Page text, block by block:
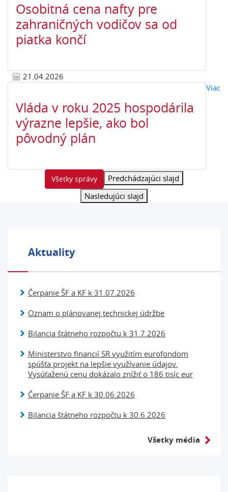
Osobitná cena nafty pre
zahraničných vodičov sa od
piatka končí
21.04.2026
Viaco
Vláda v roku 2025 hospodárila
výrazne lepšie, ako bol
pôvodný plán
Všetky správy
Predchádzajúci slajd
Nasledujúci slajd
Aktuality
Čerpanie ŠF a KF k 31.07.2026
Oznam o plánovanej technickej údržbe
Bilancia štátneho rozpočtu k 31.7.2026
Ministerstvo financií SR využitím eurofondom
spúšťa projekt na lepšie využívanie údajov.
Vysúťaženú cenu dokázalo znížiť o 186 tisíc eur
Čerpanie ŠF a KF k 30.06.2026
Bilancia štátneho rozpočtu k 30.6.2026
Všetky média